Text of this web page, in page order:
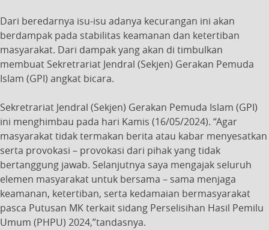
Dari beredarnya isu-isu adanya kecurangan ini akan
berdampak pada stabilitas keamanan dan ketertiban
masyarakat. Dari dampak yang akan di timbulkan
membuat Sekretrariat Jendral (Sekjen) Gerakan Pemuda
Islam (GPI) angkat bicara.
Sekretrariat Jendral (Sekjen) Gerakan Pemuda Islam (GPI)
ini menghimbau pada hari Kamis (16/05/2024). “Agar
masyarakat tidak termakan berita atau kabar menyesatkan
serta provokasi – provokasi dari pihak yang tidak
bertanggung jawab. Selanjutnya saya mengajak seluruh
elemen masyarakat untuk bersama – sama menjaga
keamanan, ketertiban, serta kedamaian bermasyarakat
pasca Putusan MK terkait sidang Perselisihan Hasil Pemilu
Umum (PHPU) 2024,”tandasnya.